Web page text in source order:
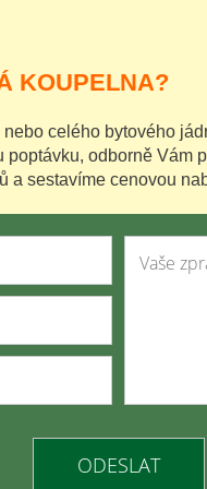
KOUPELNA?
celého bytového
odborně Vám
a sestavíme cenovou